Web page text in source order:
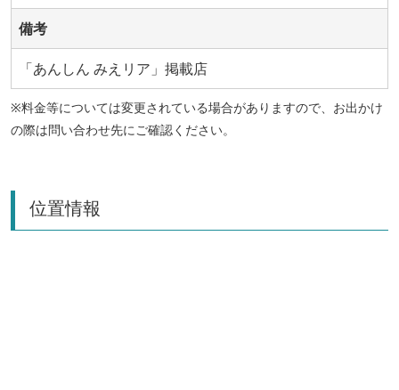
備考
「あんしん みえリア」掲載店
※料金等については変更されている場合がありますので、お出かけ
の際は問い合わせ先にご確認ください。
位置情報